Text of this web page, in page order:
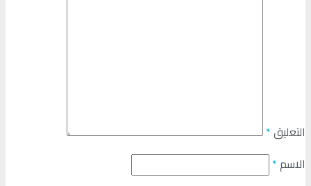
التعليق*
الاسم*